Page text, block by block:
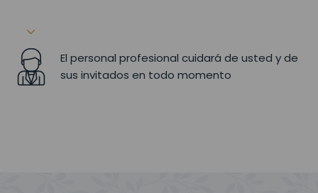
El personal profesional cuidará de usted y de
sus invitados en todo momento